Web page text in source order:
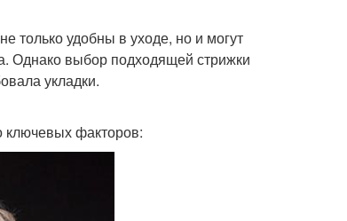
только удобны в уходе, но и могут
Однако выбор подходящей стрижки
укладки.
ключевых факторов: